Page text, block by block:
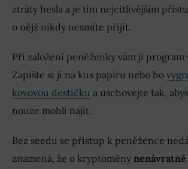
ztráty hesla a je tím nejcitlivějším
o nějž nikdy nesmíte přijít.
Při založení peněženky vám ji program
Zapište si ji na kus papíru nebo ho
kovovou destičku a uschovejte tak,
nouze mohli najít.
Bez seedu se přístup k peněžence
znamená, že o kryptoměny